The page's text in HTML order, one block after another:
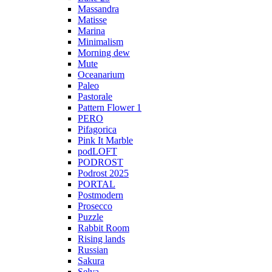
Massandra
Matisse
Marina
Minimalism
Morning dew
Mute
Oceanarium
Paleo
Pastorale
Pattern Flower 1
PERO
Pifagorica
Pink It Marble
podLOFT
PODROST
Podrost 2025
PORTAL
Postmodern
Prosecco
Puzzle
Rabbit Room
Rising lands
Russian
Sakura